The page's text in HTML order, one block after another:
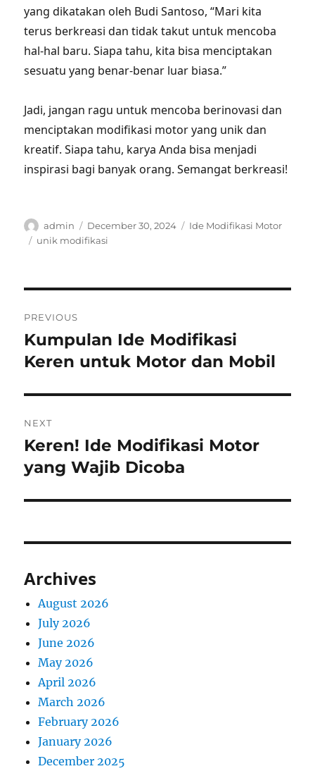
yang dikatakan oleh Budi Santoso, “Mari kita
terus berkreasi dan tidak takut untuk mencoba
hal-hal baru. Siapa tahu, kita bisa menciptakan
sesuatu yang benar-benar luar biasa.”
Jadi, jangan ragu untuk mencoba berinovasi dan
menciptakan modifikasi motor yang unik dan
kreatif. Siapa tahu, karya Anda bisa menjadi
inspirasi bagi banyak orang. Semangat berkreasi!
Author
admin
Posted
on
December 30, 2024 Categories
Ide Modifikasi Motor
Tags
unik modifikasi
navigation
PREVIOUS
Previous
post:
Kumpulan Ide Modifikasi
Keren untuk Motor dan Mobil
NEXT
Next
post:
Keren! Ide Modifikasi Motor
yang Wajib Dicoba
Archives
August 2026
July 2026
June 2026
May 2026
April 2026
March 2026
February 2026
January 2026
December 2025